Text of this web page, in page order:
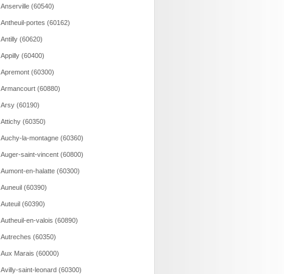
Anserville (60540)
Antheuil-portes (60162)
Antilly (60620)
Appilly (60400)
Apremont (60300)
Armancourt (60880)
Arsy (60190)
Attichy (60350)
Auchy-la-montagne (60360)
Auger-saint-vincent (60800)
Aumont-en-halatte (60300)
Auneuil (60390)
Auteuil (60390)
Autheuil-en-valois (60890)
Autreches (60350)
Aux Marais (60000)
Avilly-saint-leonard (60300)